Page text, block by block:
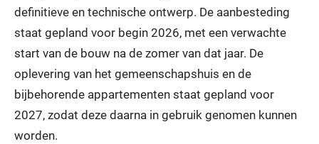
definitieve en technische ontwerp. De aanbesteding
staat gepland voor begin 2026, met een verwachte
start van de bouw na de zomer van dat jaar. De
oplevering van het gemeenschapshuis en de
bijbehorende appartementen staat gepland voor
2027, zodat deze daarna in gebruik genomen kunnen
worden.